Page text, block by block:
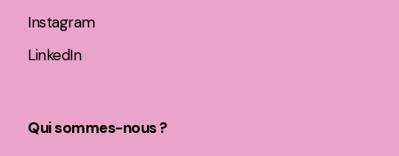
Instagram
LinkedIn
Qui sommes-nous ?